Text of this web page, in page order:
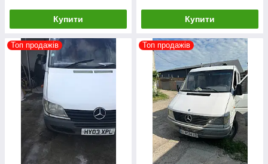
Купити Купити
Топ продажів Топ продажів